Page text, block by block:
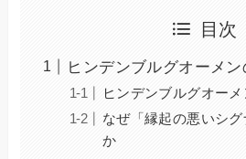
目次
ヒンデンブルグオーメ
ヒンデンブルグオー
なぜ「縁起の悪いシ
か